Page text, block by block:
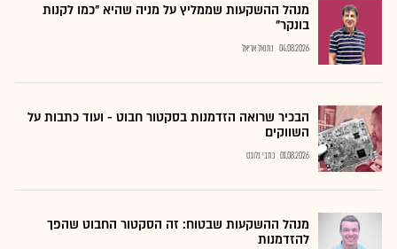
מנהל ההשקעות שממליץ על מניה שהיא "כמו לקנות
בונקר"
04.08.2026 נתנאל אריאל
הבכיר שרואה הזדמנות בסקטור חבוט - ועוד כתבות על
השווקים
01.08.2026 כתבי גלובס
מנהל ההשקעות שבטוח: זה הסקטור החבוט שהפך
להזדמנות